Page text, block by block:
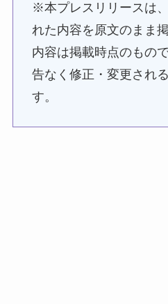
※本プレスリリースは
れた内容を原文のまま
内容は掲載時点のもの
告なく修正・変更され
す。